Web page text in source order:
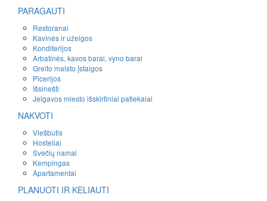
PARAGAUTI
Restoranai
Kavinės ir užeigos
Konditerijos
Arbatinės, kavos barai, vyno barai
Greito maisto įstaigos
Picerijos
Išsinešti
Jelgavos miesto išskirtiniai patiekalai
NAKVOTI
Viešbutis
Hosteliai
Svečių namai
Kempingas
Apartamentai
PLANUOTI IR KELIAUTI